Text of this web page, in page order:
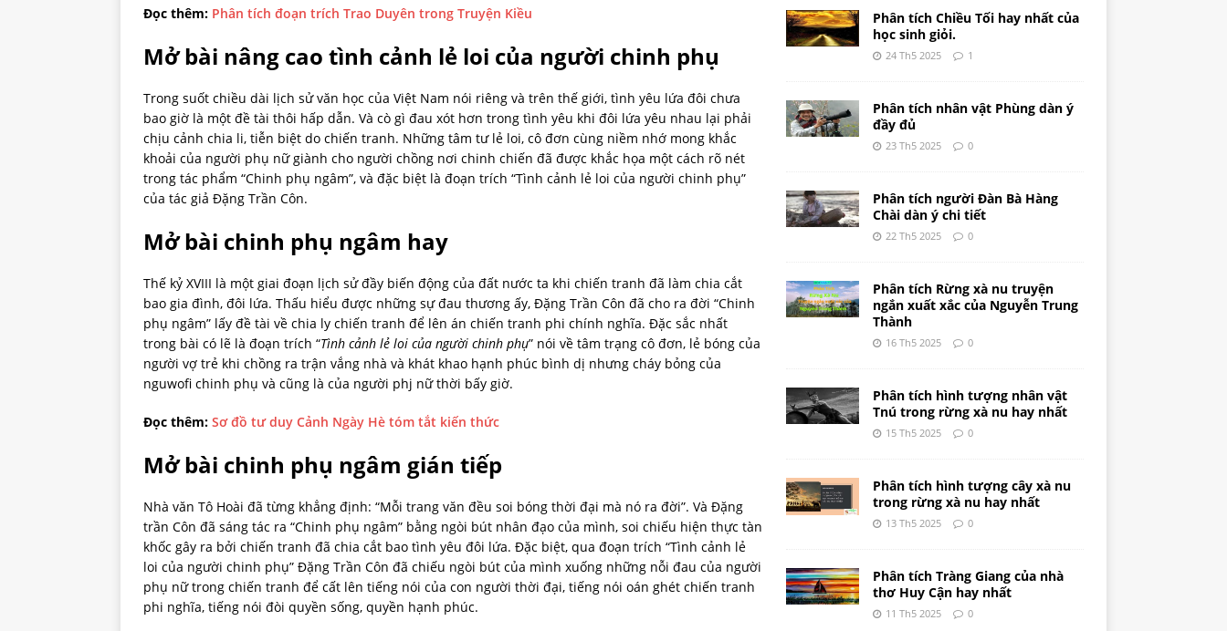
Đọc thêm: Phân tích đoạn trích Trao Duyên trong Truyện Kiều
Mở bài nâng cao tình cảnh lẻ loi của người chinh phụ
Trong suốt chiều dài lịch sử văn học của Việt Nam nói riêng và trên thế giới, tình yêu lứa đôi chưa
bao giờ là một đề tài thôi hấp dẫn. Và cò gì đau xót hơn trong tình yêu khi đôi lứa yêu nhau lại phải
chịu cảnh chia li, tiễn biệt do chiến tranh. Những tâm tư lẻ loi, cô đơn cùng niềm nhớ mong khắc
khoải của người phụ nữ giành cho người chồng nơi chinh chiến đã được khắc họa một cách rõ nét
trong tác phẩm “Chinh phụ ngâm”, và đặc biệt là đoạn trích “Tình cảnh lẻ loi của người chinh phụ”
của tác giả Đặng Trần Côn.
Mở bài chinh phụ ngâm hay
Thế kỷ XVIII là một giai đoạn lịch sử đầy biến động của đất nước ta khi chiến tranh đã làm chia cắt
bao gia đình, đôi lứa. Thấu hiểu được những sự đau thương ấy, Đặng Trần Côn đã cho ra đời “Chinh
phụ ngâm” lấy đề tài về chia ly chiến tranh để lên án chiến tranh phi chính nghĩa. Đặc sắc nhất
trong bài có lẽ là đoạn trích “Tình cảnh lẻ loi của người chinh phụ” nói về tâm trạng cô đơn, lẻ bóng của
người vợ trẻ khi chồng ra trận vắng nhà và khát khao hạnh phúc bình dị nhưng cháy bỏng của
nguwofi chinh phụ và cũng là của người phj nữ thời bấy giờ.
Đọc thêm: Sơ đồ tư duy Cảnh Ngày Hè tóm tắt kiến thức
Mở bài chinh phụ ngâm gián tiếp
Nhà văn Tô Hoài đã từng khẳng định: “Mỗi trang văn đều soi bóng thời đại mà nó ra đời”. Và Đặng
trần Côn đã sáng tác ra “Chinh phụ ngâm” bằng ngòi bút nhân đạo của mình, soi chiếu hiện thực tàn
khốc gây ra bởi chiến tranh đã chia cắt bao tình yêu đôi lứa. Đặc biệt, qua đoạn trích “Tình cảnh lẻ
loi của người chinh phụ” Đặng Trần Côn đã chiếu ngòi bút của mình xuống những nỗi đau của người
phụ nữ trong chiến tranh để cất lên tiếng nói của con người thời đại, tiếng nói oán ghét chiến tranh
phi nghĩa, tiếng nói đòi quyền sống, quyền hạnh phúc.
Phân tích Chiều Tối hay nhất của
học sinh giỏi.
24 Th5 2025 1
Phân tích nhân vật Phùng dàn ý
đầy đủ
23 Th5 2025 0
Phân tích người Đàn Bà Hàng
Chài dàn ý chi tiết
22 Th5 2025 0
Phân tích Rừng xà nu truyện
ngắn xuất xắc của Nguyễn Trung
Thành
16 Th5 2025 0
Phân tích hình tượng nhân vật
Tnú trong rừng xà nu hay nhất
15 Th5 2025 0
Phân tích hình tượng cây xà nu
trong rừng xà nu hay nhất
13 Th5 2025 0
Phân tích Tràng Giang của nhà
thơ Huy Cận hay nhất
11 Th5 2025 0